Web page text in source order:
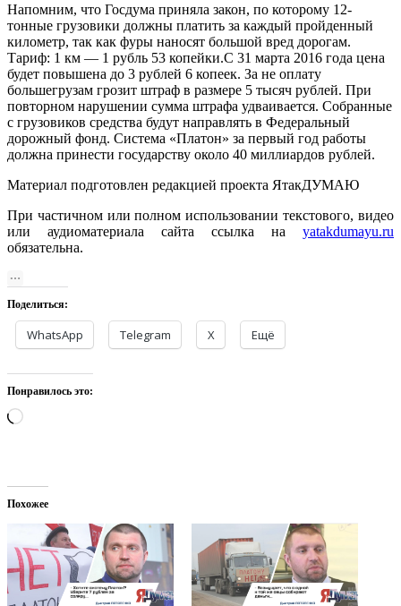
Напомним, что Госдума приняла закон, по которому 12-
тонные грузовики должны платить за каждый пройденный
километр, так как фуры наносят большой вред дорогам.
Тариф: 1 км — 1 рубль 53 копейки.С 31 марта 2016 года цена
будет повышена до 3 рублей 6 копеек. За не оплату
большегрузам грозит штраф в размере 5 тысяч рублей. При
повторном нарушении сумма штрафа удваивается. Собранные
с грузовиков средства будут направлять в Федеральный
дорожный фонд. Система «Платон» за первый год работы
должна принести государству около 40 миллиардов рублей.
Материал подготовлен редакцией проекта ЯтакДУМАЮ
При частичном или полном использовании текстового, видео
или аудиоматериала сайта ссылка на yatakdumayu.ru
обязательна.
Поделиться:
WhatsApp Telegram X Ещё
Понравилось это:
Загрузка…
Похожее